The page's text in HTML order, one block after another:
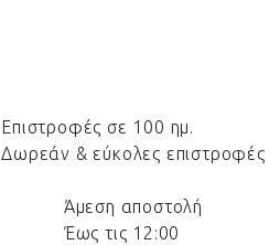
Επιστροφές σε 100 ημ.
Δωρεάν & εύκολες επιστροφές
Άμεση αποστολή
Έως τις 12:00